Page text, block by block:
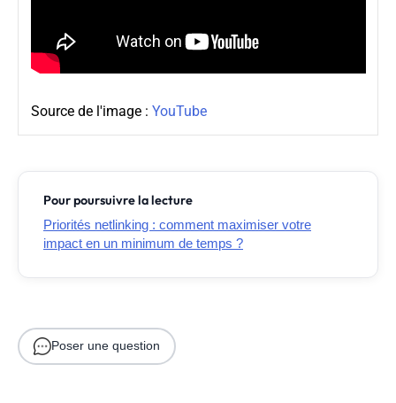
Source de l'image : YouTube
Pour poursuivre la lecture
Priorités netlinking : comment maximiser votre
impact en un minimum de temps ?
Poser une question